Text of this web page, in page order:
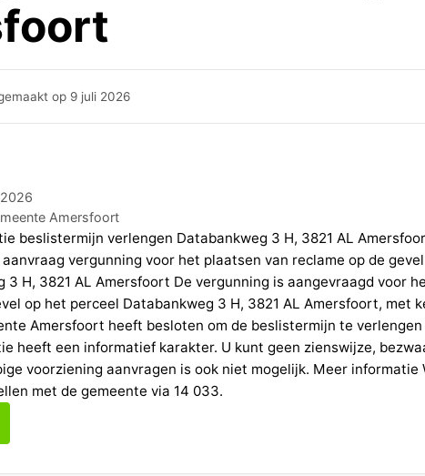
op 9 juli 2026
Amersfoort
beslistermijn verlengen Databankweg 3 H, 3821 AL
vergunning voor het plaatsen van reclame op de
3 H, 3821 AL Amersfoort De vergunning is aangevraagd voor
op het perceel Databankweg 3 H, 3821 AL Amersfoort, met
Amersfoort heeft besloten om de beslistermijn te
heeft een informatief karakter. U kunt geen zienswijze,
voorziening aanvragen is ook niet mogelijk. Meer informatie
met de gemeente via 14 033.